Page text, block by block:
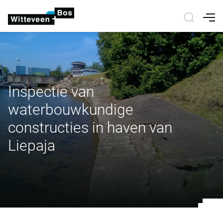
Inspectie van
waterbouwkundige
constructies in haven van
Liepaja